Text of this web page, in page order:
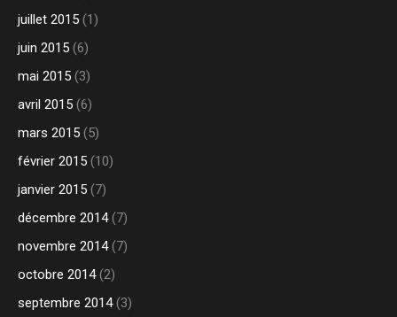
juillet 2015 (1)
juin 2015 (6)
mai 2015 (3)
avril 2015 (6)
mars 2015 (5)
février 2015 (10)
janvier 2015 (7)
décembre 2014(7)
novembre 2014(7)
octobre 2014(2)
septembre 2014(3)